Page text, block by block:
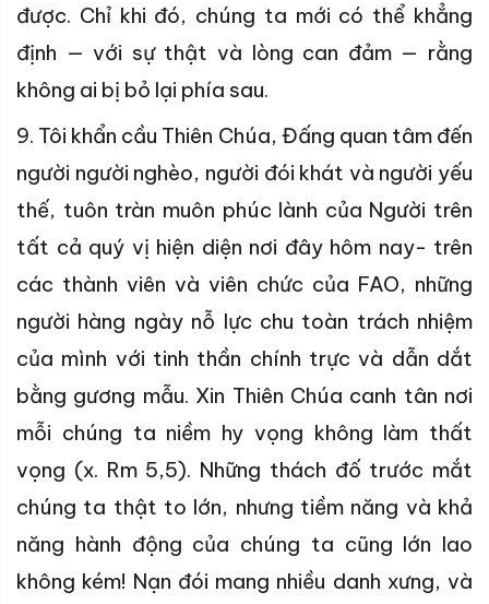
được. Chỉ khi đó, chúng ta mới có thể khẳng
định — với sự thật và lòng can đảm — rằng
không ai bị bỏ lại phía sau.
9. Tôi khẩn cầu Thiên Chúa, Đấng quan tâm đến
người người nghèo, người đói khát và người yếu
thế, tuôn tràn muôn phúc lành của Người trên
tất cả quý vị hiện diện nơi đây hôm nay- trên
các thành viên và viên chức của FAO, những
người hàng ngày nỗ lực chu toàn trách nhiệm
của mình với tinh thần chính trựcvà dẫn dắt
bằng gương mẫu. Xin Thiên Chúa canh tân nơi
mỗi chúng ta niềm hy vọng không làm thất
vọng (x. Rm 5,5). Những thách đố trước mắt
chúng ta thật to lớn, nhưng tiềm năng và khả
năng hành động của chúng ta cũng lớn lao
không kém! Nạn đói mang nhiều danh xưng, và